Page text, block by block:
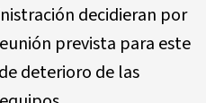
decidieran por
prevista para este
deterioro de las